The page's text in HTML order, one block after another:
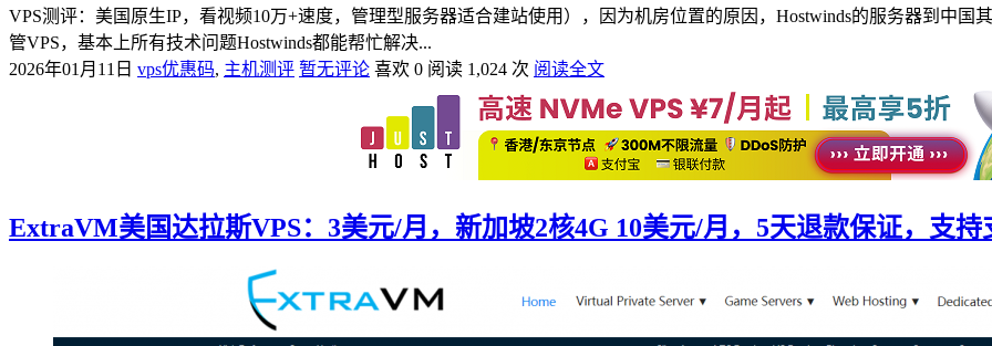
VPS测评：美国原生IP，看视频10万+速度，管理型服务器适合建站使用），因为机房位置的原因，Hostwinds的服务器到中国
管VPS，基本上所有技术问题Hostwinds都能帮忙解决...
2026年01月11日 vps优惠码, 主机测评 暂无评论 喜欢 0 阅读 1,024 次 阅读全文
ExtraVM美国达拉斯VPS：3美元/月，新加坡2核4G 10美元/月，5天退款保证，支持